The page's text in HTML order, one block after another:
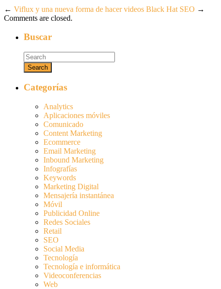
← Viflux y una nueva forma de hacer videos Black Hat SEO →
Comments are closed.
Buscar
Categorías
Analytics
Aplicaciones móviles
Comunicado
Content Marketing
Ecommerce
Email Marketing
Inbound Marketing
Infografías
Keywords
Marketing Digital
Mensajería instantánea
Móvil
Publicidad Online
Redes Sociales
Retail
SEO
Social Media
Tecnología
Tecnología e informática
Videoconferencias
Web